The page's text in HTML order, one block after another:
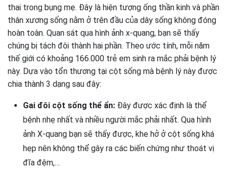
thai trong bụng mẹ. Đây là hiện tượng ống thần kinh và phần
thân xương sống nằm ở trên đầu của dây sống không đóng
hoàn toàn. Quan sát qua hình ảnh x-quang, bạn sẽ thấy
chúng bị tách đôi thành hai phần. Theo ước tính, mỗi năm
thế giới có khoảng 166.000 trẻ em sinh ra mắc phải bệnh lý
này. Dựa vào tổn thương tại cột sống mà bệnh lý này được
chia thành 3 dạng sau đây:
Gai đôi cột sống thể ẩn: Đây được xác định là thể
bệnh nhẹ nhất và nhiều người mắc phải nhất. Qua hình
ảnh X-quang bạn sẽ thấy được, khe hở ở cột sống khá
hẹp nên không thể gây ra các biến chứng như thoát vị
đĩa đệm,…